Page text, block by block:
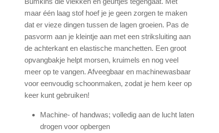
maar één laag stof hoef je je geen zorgen te maken
dat er vieze dingen tussen de lagen groeien. Pas de
pasvorm aan je kleintje aan met een striksluiting aan
de achterkant en elastische manchetten. Een groot
opvangbakje helpt morsen, kruimels en nog veel
meer op te vangen. Afveegbaar en machinewasbaar
voor eenvoudig schoonmaken, zodat je hem keer op
keer kunt gebruiken!
Machine- of handwas; volledig aan de lucht laten
drogen voor opbergen